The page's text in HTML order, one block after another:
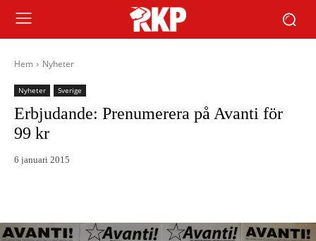
Hem Nyheter
Nyheter Sverige
Erbjudande: Prenumerera på Avanti för
99 kr
6 januari 2015